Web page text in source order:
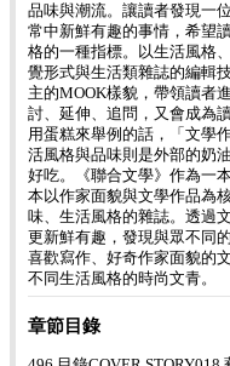
品味與潮流。讓讀者發現一
常中新鮮有趣的事情，希望
格的一種指標。以生活風格
覺形式與生活類雜誌的編輯
主的MOOK樣貌，帶領讀者
討、延伸、追問，又會成為
用蛋糕來舉例的話，「文學
活風格與品味則是外部的奶
好吃。《聯合文學》作為一
本以作家面貌與文學作品為
味、生活風格的雜誌。透過
更新鮮有趣，發現與眾不同
喜歡寫作、好奇作家面貌的
不同生活風格的時尚文青。
章節目錄